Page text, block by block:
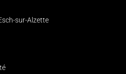
sur-Alzette